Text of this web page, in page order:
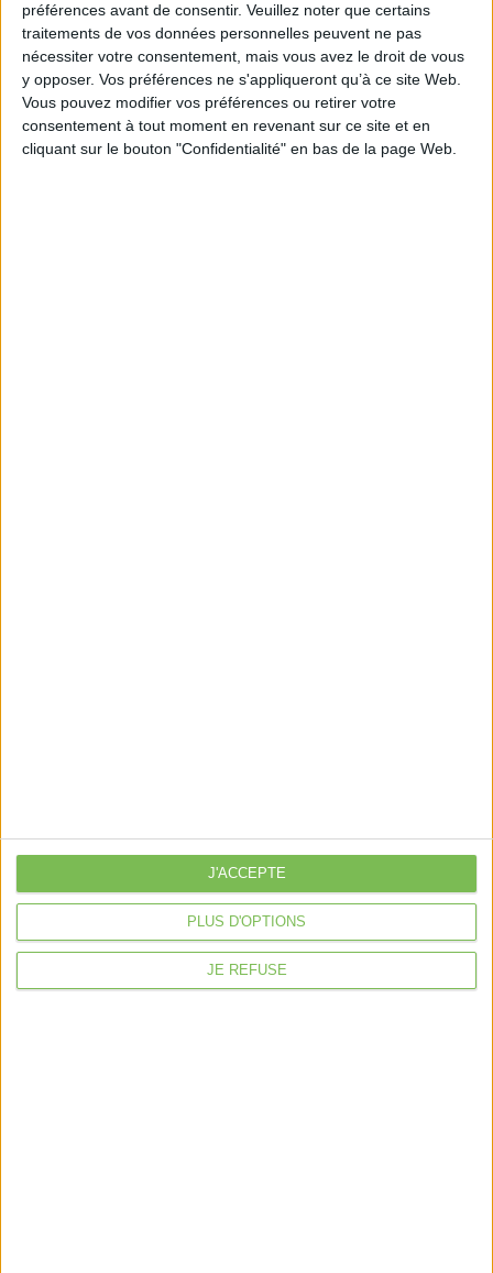
préférences avant de consentir. Veuillez noter que certains
traitements de vos données personnelles peuvent ne pas
nécessiter votre consentement, mais vous avez le droit de vous
y opposer. Vos préférences ne s'appliqueront qu’à ce site Web.
Vous pouvez modifier vos préférences ou retirer votre
consentement à tout moment en revenant sur ce site et en
cliquant sur le bouton "Confidentialité" en bas de la page Web.
PLUS D'OPTIONS
JE REFUSE
J'ACCEPTE
Une proposition de loi transpartisane est
actuellement en cours de préparation pour tenter
de faire évoluer le cadre législatif.
https://www.francetvinfo.fr/economie/
c-est-signer-la-mort-de-notre-activite-a-paris-les-
Examen de Conformité Fiscale